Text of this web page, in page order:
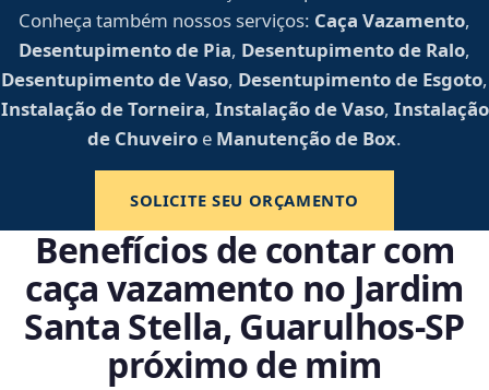
Conheça também nossos serviços: Caça Vazamento,
Desentupimento de Pia, Desentupimento de Ralo,
Desentupimento de Vaso, Desentupimento de Esgoto,
Instalação de Torneira, Instalação de Vaso, Instalação
de Chuveiro e Manutenção de Box.
SOLICITE SEU ORÇAMENTO
Benefícios de contar com
caça vazamento no Jardim
Santa Stella, Guarulhos‑SP
próximo de mim